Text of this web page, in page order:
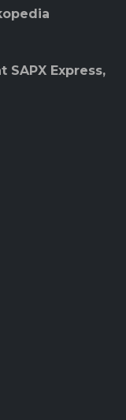
SAPX Express,